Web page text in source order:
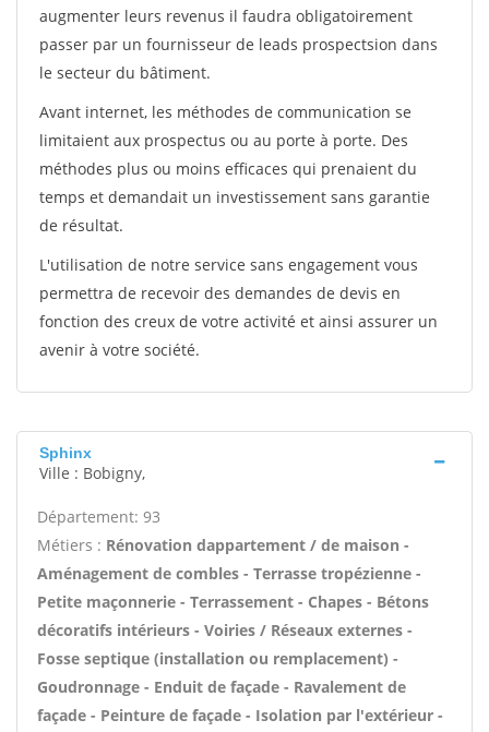
augmenter leurs revenus il faudra obligatoirement
passer par un fournisseur de leads prospectsion dans
le secteur du bâtiment.
Avant internet, les méthodes de communication se
limitaient aux prospectus ou au porte à porte. Des
méthodes plus ou moins efficaces qui prenaient du
temps et demandait un investissement sans garantie
de résultat.
L'utilisation de notre service sans engagement vous
permettra de recevoir des demandes de devis en
fonction des creux de votre activité et ainsi assurer un
avenir à votre société.
Sphinx
Ville : Bobigny,
Département: 93
Métiers : Rénovation dappartement / de maison -
Aménagement de combles - Terrasse tropézienne -
Petite maçonnerie - Terrassement - Chapes - Bétons
décoratifs intérieurs - Voiries / Réseaux externes -
Fosse septique (installation ou remplacement) -
Goudronnage - Enduit de façade - Ravalement de
façade - Peinture de façade - Isolation par l'extérieur -